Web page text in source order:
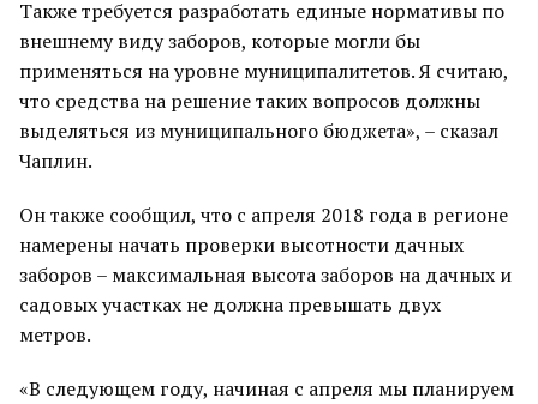
Также требуется разработать единые нормативы по
внешнему виду заборов, которые могли бы
применяться на уровне муниципалитетов. Я считаю,
что средства на решение таких вопросов должны
выделяться из муниципального бюджета», – сказал
Чаплин.
Он также сообщил, что с апреля 2018 года в регионе
намерены начать проверки высотности дачных
заборов – максимальная высота заборов на дачных и
садовых участках не должна превышать двух
метров.
«В следующем году, начиная с апреля мы планируем